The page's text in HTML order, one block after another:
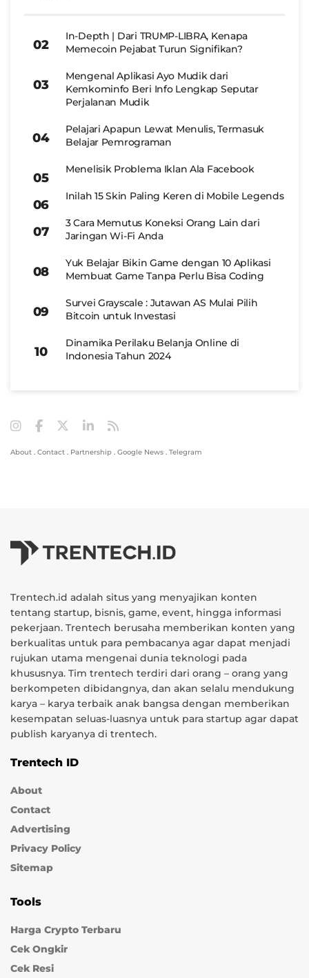
In-Depth | Dari TRUMP-LIBRA, Kenapa
Memecoin Pejabat Turun Signifikan?
Mengenal Aplikasi Ayo Mudik dari
Kemkominfo Beri Info Lengkap Seputar
Perjalanan Mudik
Pelajari Apapun Lewat Menulis, Termasuk
Belajar Pemrograman
Menelisik Problema Iklan Ala Facebook
Inilah 15 Skin Paling Keren di Mobile Legends
3 Cara Memutus Koneksi Orang Lain dari
Jaringan Wi-Fi Anda
Yuk Belajar Bikin Game dengan 10 Aplikasi
Membuat Game Tanpa Perlu Bisa Coding
Survei Grayscale : Jutawan AS Mulai Pilih
Bitcoin untuk Investasi
Dinamika Perilaku Belanja Online di
Indonesia Tahun 2024
About . Contact . Partnership . Google News . Telegram
Trentech.id adalah situs yang menyajikan konten
tentang startup, bisnis, game, event, hingga informasi
pekerjaan. Trentech berusaha memberikan konten yang
berkualitas untuk para pembacanya agar dapat menjadi
rujukan utama mengenai dunia teknologi pada
khususnya. Tim trentech terdiri dari orang – orang yang
berkompeten dibidangnya, dan akan selalu mendukung
karya – karya terbaik anak bangsa dengan memberikan
kesempatan seluas-luasnya untuk para startup agar dapat
publish karyanya di trentech.
Trentech ID
About
Contact
Advertising
Privacy Policy
Sitemap
Tools
Harga Crypto Terbaru
Cek Ongkir
Cek Resi